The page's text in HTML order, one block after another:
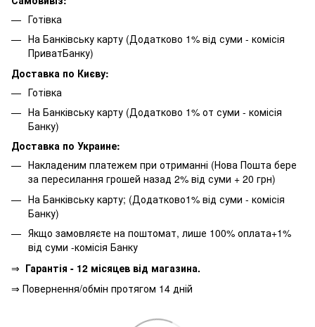
Готівка
На Банківську карту (Додатково 1% від суми - комісія
ПриватБанку)
Доставка по Києву:
Готівка
На Банківську карту (Додатково 1% от суми - комісія
Банку)
Доставка по Украине:
Накладеним платежем при отриманні (Нова Пошта бере
за пересилання грошей назад 2% від суми + 20 грн)
На Банківську карту; (Додатково1% від суми - комісія
Банку)
Якщо замовляєте на поштомат, лише 100% оплата+1%
від суми -комісія Банку
⇒ Гарантія - 12 місяцев від магазина.
⇒ Повернення/обмін протягом 14 дній